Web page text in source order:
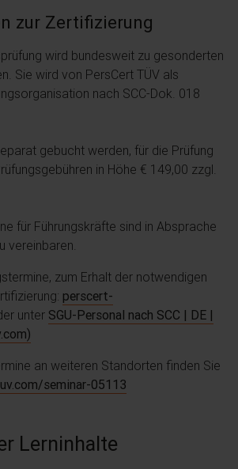
zur Zertifizierung
wird bundesweit zu gesonderten
Sie wird von PersCert TÜV als
nach SCC-Dok. 018
gebucht werden, für die Prüfung
in Höhe € 149,00 zzgl.
für Führungskräfte sind in Absprache
vereinbaren.
zum Erhalt der notwendigen
perscert-
unter SGU-Personal nach SCC | DE |
an weiteren Standorten finden Sie
seminar-05113
Lerninhalte